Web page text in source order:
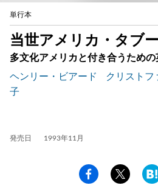
単行本
当世アメリカ・タブ
多文化アメリカと付き合うため
ヘンリー・ビアード
クリストフ
子
発売日 1993年11月